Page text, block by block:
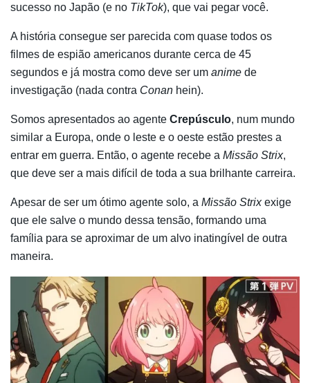
sucesso no Japão (e no TikTok), que vai pegar você.
A história consegue ser parecida com quase todos os
filmes de espião americanos durante cerca de 45
segundos e já mostra como deve ser um anime de
investigação (nada contra Conan hein).
Somos apresentados ao agente Crepúsculo, num mundo
similar a Europa, onde o leste e o oeste estão prestes a
entrar em guerra. Então, o agente recebe a Missão Strix,
que deve ser a mais difícil de toda a sua brilhante carreira.
Apesar de ser um ótimo agente solo, a Missão Strixexige
que ele salve o mundo dessa tensão, formando uma
família para se aproximar de um alvo inatingível de outra
maneira.